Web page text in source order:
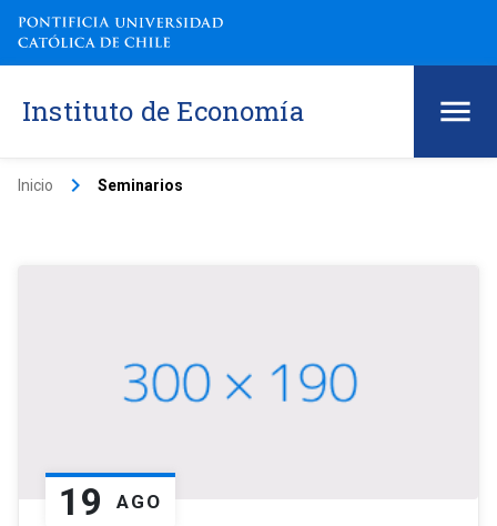
Instituto de Economía
Inicio keyboard_arrow_right Seminarios
19 AGO